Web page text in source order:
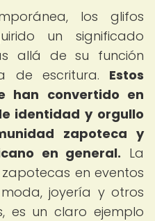
los glifos
un significado
allá de su función
de escritura. Estos
han convertido en
identidad y orgullo
zapoteca y
en general. La
en eventos
joyería y otros
es un claro ejemplo